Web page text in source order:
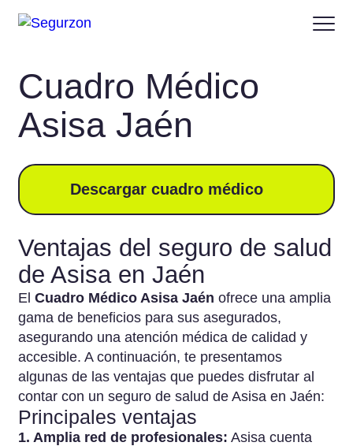
Cuadro Médico
Asisa Jaén
Descargar cuadro médico
Ventajas del seguro de salud
de Asisa en Jaén
ElCuadro Médico Asisa Jaén ofrece una amplia
gama de beneficios para sus asegurados,
asegurando una atención médica de calidad y
accesible. A continuación, te presentamos
algunas de las ventajas que puedes disfrutar al
contar con un seguro de salud de Asisa en Jaén:
Principales ventajas
1. Amplia red de profesionales: Asisa cuenta